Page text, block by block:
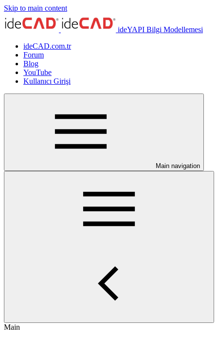
Skip to main content
ideYAPI Bilgi Modellemesi
ideCAD.com.tr
Forum
Blog
YouTube
Kullanıcı Girişi
Main navigation
Main